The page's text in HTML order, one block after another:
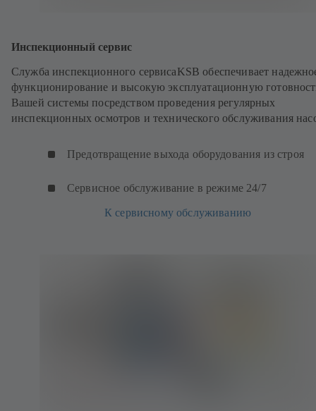
Инспекционный сервис
Служба инспекционного сервисаKSB обеспечивает
функционирование и высокую эксплуатационную
Вашей системы посредством проведения регулярных
инспекционных осмотров и технического обслуживания
Предотвращение выхода оборудования из строя
Сервисное обслуживание в режиме 24/7
К сервисному обслуживанию